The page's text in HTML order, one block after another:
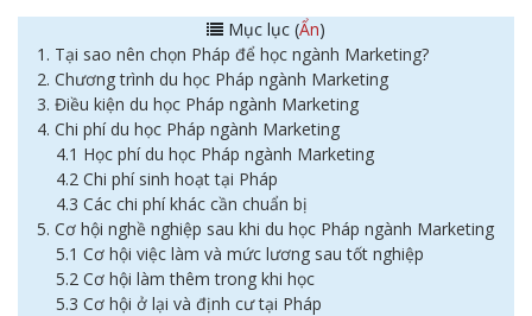
Mục lục (Ẩn)
1. Tại sao nên chọn Pháp để học ngành Marketing?
2. Chương trình du học Pháp ngành Marketing
3. Điều kiện du học Pháp ngành Marketing
4. Chi phí du học Pháp ngành Marketing
4.1 Học phí du học Pháp ngành Marketing
4.2 Chi phí sinh hoạt tại Pháp
4.3 Các chi phí khác cần chuẩn bị
5. Cơ hội nghề nghiệp sau khi du học Pháp ngành Marketing
5.1 Cơ hội việc làm và mức lương sau tốt nghiệp
5.2 Cơ hội làm thêm trong khi học
5.3 Cơ hội ở lại và định cư tại Pháp